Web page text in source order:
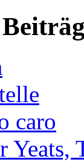
caro